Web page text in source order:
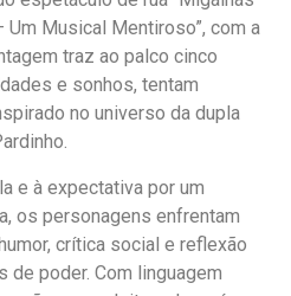
Musical Mentiroso”, com a
traz ao palco cinco
e sonhos, tentam
no universo da dupla
e à expectativa por um
os personagens enfrentam
crítica social e reflexão
poder. Com linguagem